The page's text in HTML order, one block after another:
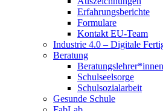
Erfahrungsberichte
Formulare
Kontakt EU-Team
Industrie 4.0 – Digitale
Beratung
Beratungslehrer*innen
Schulseelsorge
Schulsozialarbeit
Gesunde Schule